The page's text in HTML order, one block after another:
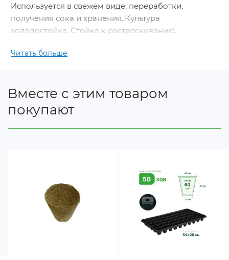
Используется в свежем виде, переработки,
получения сока и хранения..Культура
холодостойка. Стойка к растрескиванию.
28 мг/%. Во влажной почве всходы появляются на
Производитель:НК ЭЛИТ (Украина);
Вес: 20 г.
Читать больше
Вместе с этим товаром
покупают